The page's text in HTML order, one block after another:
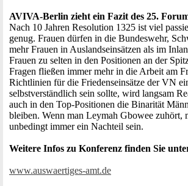
AVIVA-Berlin zieht ein Fazit des 25.
Nach 10 Jahren Resolution 1325 ist viel
genug. Frauen dürfen in die Bundeswehr,
mehr Frauen in Auslandseinsätzen als im
Frauen zu selten in den Positionen an der
Fragen fließen immer mehr in die Arbeit am
Richtlinien für die Friedenseinsätze der VN
selbstverständlich sein sollte, wird langsam
auch in den Top-Positionen die Binarität
bleiben. Wenn man Leymah Gbowee zuhört,
unbedingt immer ein Nachteil sein.
Weitere Infos zu Konferenz finden Sie
www.auswaertiges-amt.de